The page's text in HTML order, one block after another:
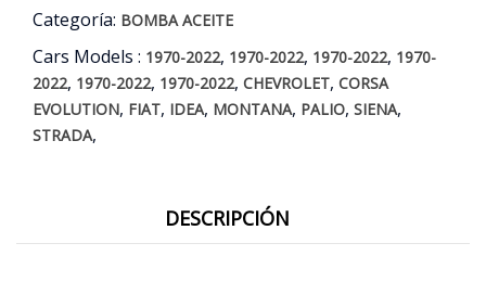
Categoría: BOMBA ACEITE
Cars Models : 1970-2022, 1970-2022, 1970-2022, 1970-
2022, 1970-2022, 1970-2022, CHEVROLET, CORSA
EVOLUTION, FIAT, IDEA, MONTANA, PALIO, SIENA,
STRADA,
DESCRIPCIÓN